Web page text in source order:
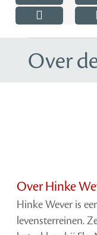
Over
Over Hinke
Hinke Wever is
levensterreinen.